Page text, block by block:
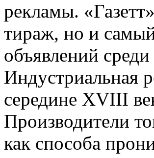
рекламы.
тираж, но и
объявлений
Индустриальная
середине XVIII
Производители
как способа